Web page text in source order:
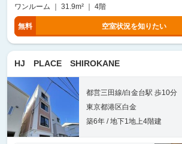
ワンルーム ｜ 31.9m² ｜ 4階
無料 空室状況を知りたい
HJ PLACE SHIROKANE
都営三田線/白金台駅 歩10分
東京都港区白金
築6年 / 地下1地上4階建